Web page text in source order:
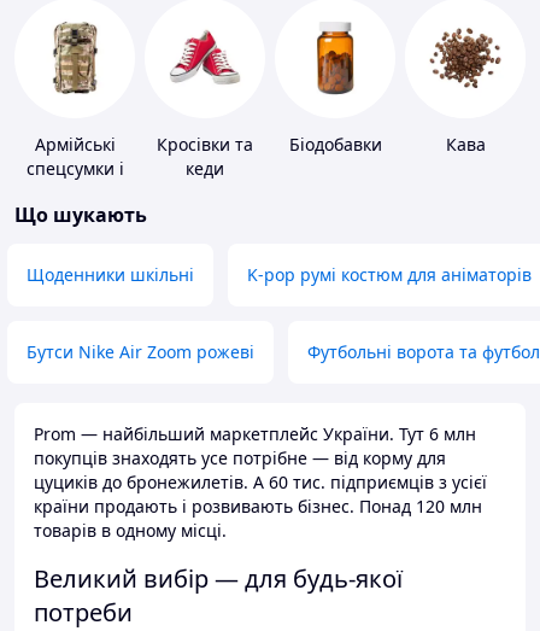
Армійські
спецсумки і
Кросівки та
кеди
Біодобавки
Кава
Що шукають
Щоденники шкільні K-pop румі костюм для аніматорів
Бутси Nike Air Zoom рожеві Футбольні ворота та
Prom — найбільший маркетплейс України. Тут 6 млн
покупців знаходять усе потрібне — від корму для
цуциків до бронежилетів. А 60 тис. підприємців з усієї
країни продають і розвивають бізнес. Понад 120 млн
товарів в одному місці.
Великий вибір — для будь-якої
потреби